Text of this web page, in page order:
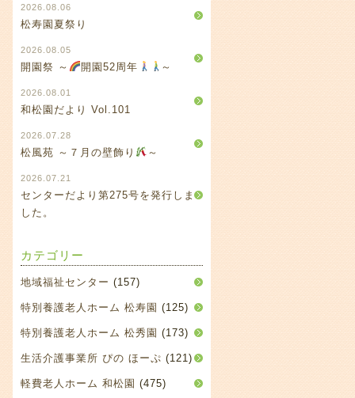
2026.08.06
松寿園夏祭り
2026.08.05
開園祭 ～ 開園52周年 ～
2026.08.01
和松園だより Vol.101
2026.07.28
松風苑 ～７月の壁飾り ～
2026.07.21
センターだより第275号を発行しま
した。
カテゴリー
地域福祉センター (157)
特別養護老人ホーム 松寿園 (125)
特別養護老人ホーム 松秀園 (173)
生活介護事業所 ぴの ほーぷ (121)
軽費老人ホーム 和松園 (475)